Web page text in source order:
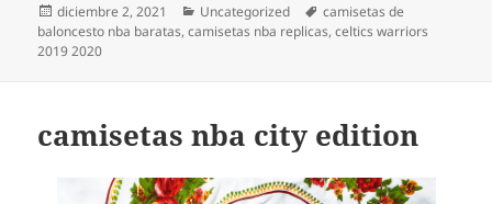
Publicado
el
diciembre 2, 2021 Categorías
Uncategorized Etiquetas
camisetas de
baloncesto nba baratas,camisetas nba replicas,celtics warriors
2019 2020
camisetas nba city edition